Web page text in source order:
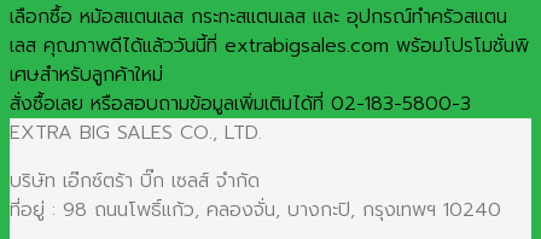
เลือกซื้อ หม้อสแตนเลส กระทะสแตนเลส และ อุปกรณ์ทำครัวสแตน
เลส คุณภาพดีได้แล้ววันนี้ที่ extrabigsales.com พร้อมโปรโมชั่นพิ
เศษสำหรับลูกค้าใหม่
สั่งซื้อเลย หรือสอบถามข้อมูลเพิ่มเติมได้ที่ 02-183-5800-3
EXTRA BIG SALES CO., LTD.
บริษัท เอ๊กซ์ตร้า บิ๊ก เซลส์ จำกัด
ที่อยู่ : 98 ถนนโพธิ์แก้ว, คลองจั่น, บางกะปิ, กรุงเทพฯ 10240